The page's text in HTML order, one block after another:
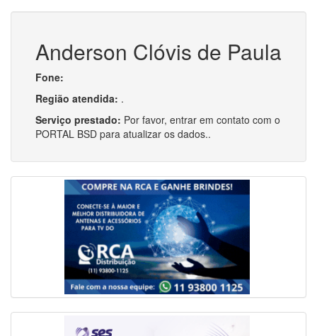
Anderson Clóvis de Paula
Fone:
Região atendida: .
Serviço prestado: Por favor, entrar em contato com o
PORTAL BSD para atualizar os dados..